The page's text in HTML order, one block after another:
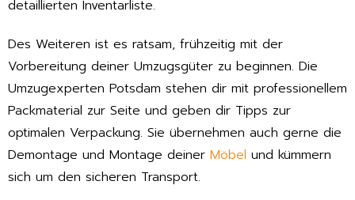
detaillierten Inventarliste.
Des Weiteren ist es ratsam, frühzeitig mit der
Vorbereitung deiner Umzugsgüter zu beginnen. Die
Umzugexperten Potsdam stehen dir mit professionellem
Packmaterial zur Seite und geben dir Tipps zur
optimalen Verpackung. Sie übernehmen auch gerne die
Demontage und Montage deiner Möbel und kümmern
sich um den sicheren Transport.